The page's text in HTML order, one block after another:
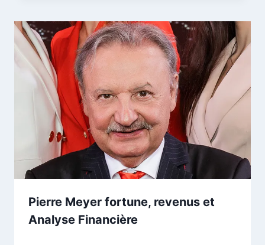
Pierre Meyer fortune, revenus et
Analyse Financière